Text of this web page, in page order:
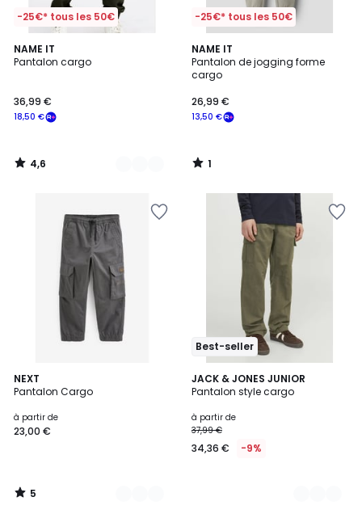
-25€* tous les 50€
NAME IT
Pantalon cargo
18,50 €
36,99 €
4,6
/ 5
2
Couleurs
4,6
/
-25€* tous les 50€
NAME IT
Pantalon de jogging forme
cargo
13,50 €
26,99 €
1
/
5
1
/
NEXT
Pantalon Cargo
à partir de
23,00 €
5
/
6
Couleurs
5
/
Best-seller
JACK & JONES JUNIOR
Pantalon style cargo
à partir de
37,99 €
34,36 € -9%
3
Couleurs